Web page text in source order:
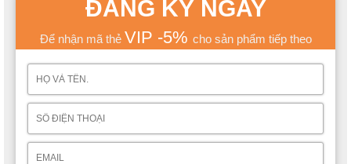
ĐĂNG KÝ NGAY
Để nhận mã thẻ VIP -5% cho sản phẩm tiếp theo